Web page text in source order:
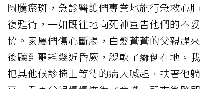
圖騰瘀斑，急診醫護們專業地施行急救心肺
復甦術，一如既往地向死神宣告他們的不妥
協。家屬們傷心斷腸，白髮蒼蒼的父親趕來
後聽到噩耗幾近昏厥，腿軟了癱倒在地。我
把其他候診椅上等待的病人喊起，扶著他躺